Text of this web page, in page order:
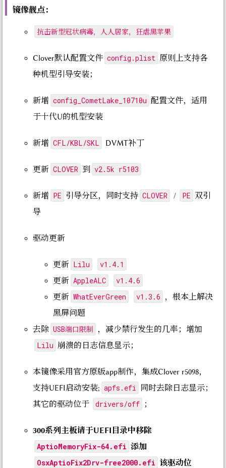
镜像靓点：
抗击新型冠状病毒，人人居家，狂虐黑苹果
Clover默认配置文件 config.plist 原则上支持各
种机型引导安装；
新增 config_CometLake_10710u 配置文件，适用
于十代U的机型安装
新增 CFL/KBL/SKL DVMT补丁
更新 CLOVER 到 v2.5k r5103
新增 PE 引导分区，同时支持 CLOVER / PE 双引
导
驱动更新
更新 Lilu v1.4.1
更新 AppleALC v1.4.6
更新 WhatEverGreen v1.3.6
，根本上解决
黑屏问题
去除 USB端口限制 ，减少禁行发生的几率；增加
Lilu 崩溃的日志信息显示；
本镜像采用官方原版app制作，集成Clover r5098，
支持UEFI启动安装; apfs.efi
同时去除日志显示；
其它的驱动位于
drivers/off ；
300系列主板请于UEFI目录中移除
AptioMemoryFix-64.efi 添加
OsxAptioFix2Drv-free2000.efi 该驱动位